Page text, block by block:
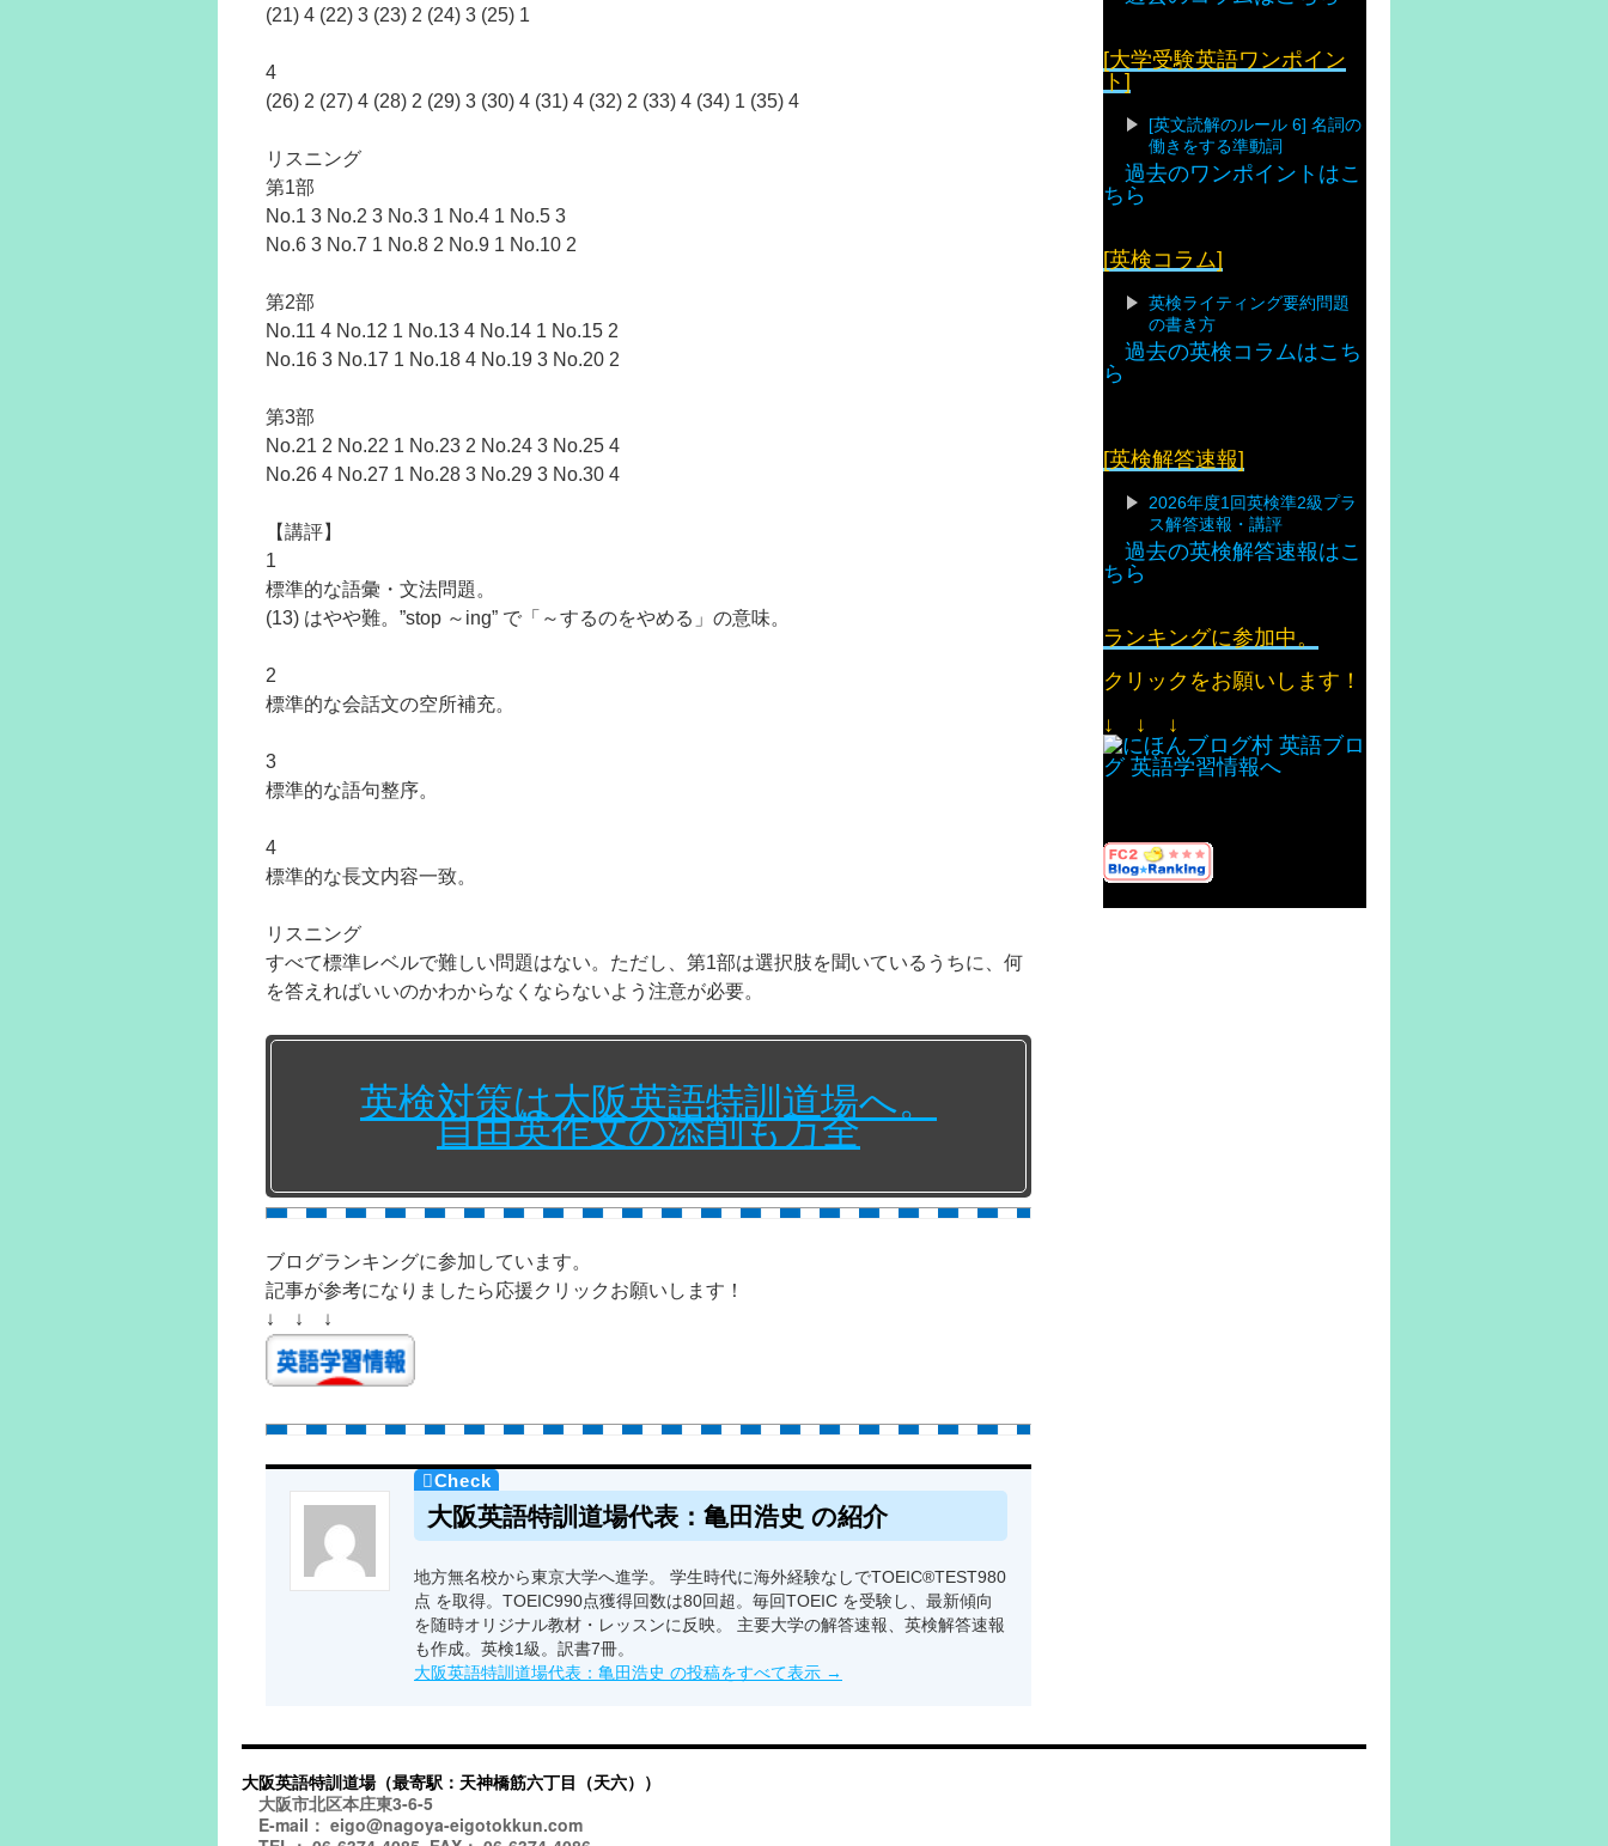
(21) 4 (22) 3 (23) 2 (24) 3 (25) 1
4
(26) 2 (27) 4 (28) 2 (29) 3 (30) 4 (31) 4 (32) 2 (33) 4 (34) 1 (35) 4
リスニング
第1部
No.1 3 No.2 3 No.3 1 No.4 1 No.5 3
No.6 3 No.7 1 No.8 2 No.9 1 No.10 2
第2部
No.11 4 No.12 1 No.13 4 No.14 1 No.15 2
No.16 3 No.17 1 No.18 4 No.19 3 No.20 2
第3部
No.21 2 No.22 1 No.23 2 No.24 3 No.25 4
No.26 4 No.27 1 No.28 3 No.29 3 No.30 4
【講評】
1
標準的な語彙・文法問題。
(13) はやや難。”stop ～ing” で「～するのをやめる」の意味。
2
標準的な会話文の空所補充。
3
標準的な語句整序。
4
標準的な長文内容一致。
リスニング
すべて標準レベルで難しい問題はない。ただし、第1部は選択肢を聞いているうちに、何
を答えればいいのかわからなくならないよう注意が必要。
英検対策は大阪英語特訓道場へ。
自由英作文の添削も万全
ブログランキングに参加しています。
記事が参考になりましたら応援クリックお願いします！
↓ ↓ ↓
大阪英語特訓道場代表：亀田浩史 の紹介
地方無名校から東京大学へ進学。 学生時代に海外経験なしでTOEIC®TEST980
点 を取得。TOEIC990点獲得回数は80回超。毎回TOEIC を受験し、最新傾向
を随時オリジナル教材・レッスンに反映。 主要大学の解答速報、英検解答速報
も作成。英検1級。訳書7冊。
大阪英語特訓道場代表：亀田浩史 の投稿をすべて表示 →
[大学受験英語ワンポイン
ト]
[英文読解のルール 6] 名詞の
働きをする準動詞
過去のワンポイントはこ
ちら
[英検コラム]
英検ライティング要約問題
の書き方
過去の英検コラムはこち
ら
[英検解答速報]
2026年度1回英検準2級プラ
ス解答速報・講評
過去の英検解答速報はこ
ちら
ランキングに参加中。
クリックをお願いします！
↓ ↓ ↓
大阪英語特訓道場（最寄駅：天神橋筋六丁目（天六））
大阪市北区本庄東3-6-5
E-mail： eigo@nagoya-eigotokkun.com